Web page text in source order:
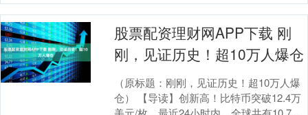
股票配资理财网APP下载 刚
刚，见证历史！超10万人爆仓
（原标题：刚刚，见证历史！超10万人爆
仓） 【导读】创新高！比特币突破12.4万